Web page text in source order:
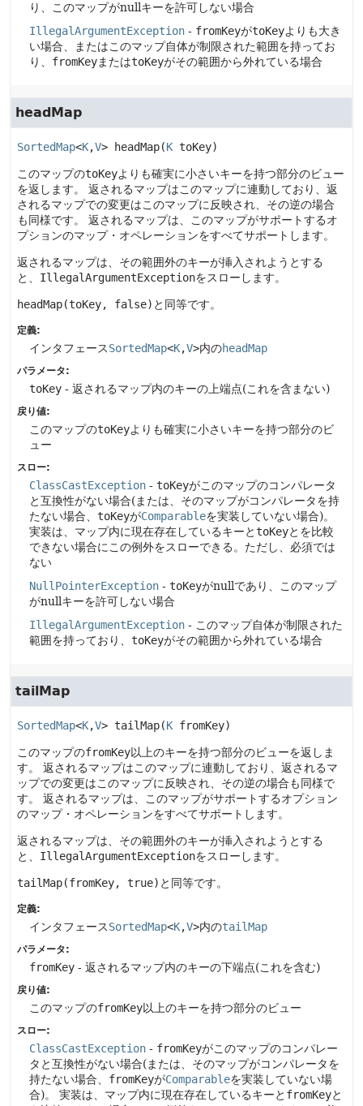
り、このマップがnullキーを許可しない場合
IllegalArgumentException - fromKeyがtoKeyよりも大き
い場合、またはこのマップ自体が制限された範囲を持ってお
り、 fromKeyまたはtoKeyがその範囲から外れている場合
headMap
SortedMap<K,V> headMap(K toKey)
このマップのtoKeyよりも確実に小さいキーを持つ部分のビュー
を返します。
返されるマップはこのマップに連動しており、返
されるマップでの変更はこのマップに反映され、その逆の場合
も同様です。
返されるマップは、このマップがサポートするオ
プションのマップ・オペレーションをすべてサポートします。
返されるマップは、その範囲外のキーが挿入されようとする
と、 IllegalArgumentExceptionをスローします。
headMap(toKey, false) と同等です。
定義:
インタフェースSortedMap<K,V>内のheadMap
パラメータ:
toKey - 返されるマップ内のキーの上端点(これを含まない)
戻り値:
このマップのtoKeyよりも確実に小さいキーを持つ部分のビ
ュー
スロー:
ClassCastException - toKeyがこのマップのコンパレータ
と互換性がない場合(または、そのマップがコンパレータを持
たない場合、 toKeyがComparableを実装していない場合)。
実装は、マップ内に現在存在しているキーとtoKeyとを比較
できない場合にこの例外をスローできる。ただし、必須では
ない
NullPointerException - toKeyがnullであり、このマップ
がnullキーを許可しない場合
IllegalArgumentException - このマップ自体が制限された
範囲を持っており、 toKeyがその範囲から外れている場合
tailMap
SortedMap<K,V> tailMap(K fromKey)
このマップのfromKey以上のキーを持つ部分のビューを返しま
す。
返されるマップはこのマップに連動しており、返されるマ
ップでの変更はこのマップに反映され、その逆の場合も同様で
す。
返されるマップは、このマップがサポートするオプション
のマップ・オペレーションをすべてサポートします。
返されるマップは、その範囲外のキーが挿入されようとする
と、 IllegalArgumentExceptionをスローします。
tailMap(fromKey, true) と同等です。
定義:
インタフェースSortedMap<K,V>内のtailMap
パラメータ:
fromKey - 返されるマップ内のキーの下端点(これを含む)
戻り値:
このマップのfromKey以上のキーを持つ部分のビュー
スロー:
ClassCastException - fromKeyがこのマップのコンパレー
タと互換性がない場合(または、そのマップがコンパレータを
持たない場合、 fromKeyがComparableを実装していない場
合)。
実装は、マップ内に現在存在しているキーと fromKeyと